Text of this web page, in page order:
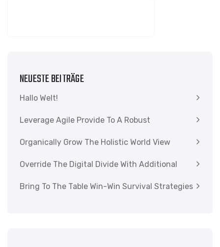
NEUESTE BEITRÄGE
Hallo Welt!
Leverage Agile Provide To A Robust
Organically Grow The Holistic World View
Override The Digital Divide With Additional
Bring To The Table Win-Win Survival Strategies